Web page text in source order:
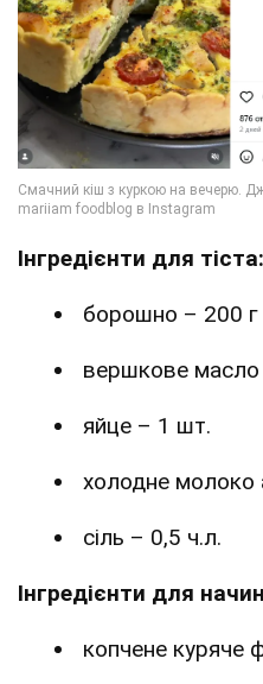
Інгредієнти для тіста:
борошно – 200 г
вершкове
яйце – 1 шт.
холодне молоко
сіль – 0,5 ч.л.
Інгредієнти для
копчене куряче